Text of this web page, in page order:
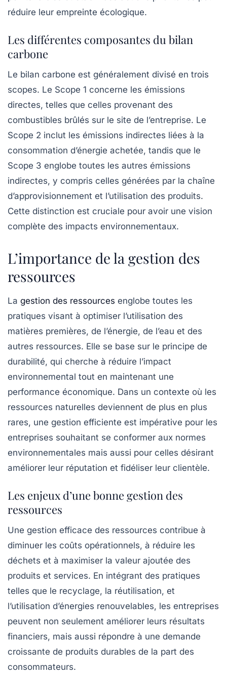
réduire leur empreinte écologique.
Les différentes composantes du bilan
carbone
Le bilan carbone est généralement divisé en trois
scopes. Le Scope 1 concerne les émissions
directes, telles que celles provenant des
combustibles brûlés sur le site de l’entreprise. Le
Scope 2 inclut les émissions indirectes liées à la
consommation d’énergie achetée, tandis que le
Scope 3 englobe toutes les autres émissions
indirectes, y compris celles générées par la chaîne
d’approvisionnement et l’utilisation des produits.
Cette distinction est cruciale pour avoir une vision
complète des impacts environnementaux.
L’importance de la gestion des
ressources
La gestion des ressources englobe toutes les
pratiques visant à optimiser l’utilisation des
matières premières, de l’énergie, de l’eau et des
autres ressources. Elle se base sur le principe de
durabilité, qui cherche à réduire l’impact
environnemental tout en maintenant une
performance économique. Dans un contexte où les
ressources naturelles deviennent de plus en plus
rares, une gestion efficiente est impérative pour les
entreprises souhaitant se conformer aux normes
environnementales mais aussi pour celles désirant
améliorer leur réputation et fidéliser leur clientèle.
Les enjeux d’une bonne gestion des
ressources
Une gestion efficace des ressources contribue à
diminuer les coûts opérationnels, à réduire les
déchets et à maximiser la valeur ajoutée des
produits et services. En intégrant des pratiques
telles que le recyclage, la réutilisation, et
l’utilisation d’énergies renouvelables, les entreprises
peuvent non seulement améliorer leurs résultats
financiers, mais aussi répondre à une demande
croissante de produits durables de la part des
consommateurs.